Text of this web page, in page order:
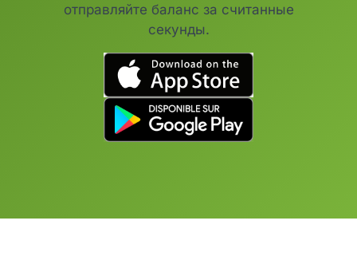
отправляйте баланс за считанные
секунды.